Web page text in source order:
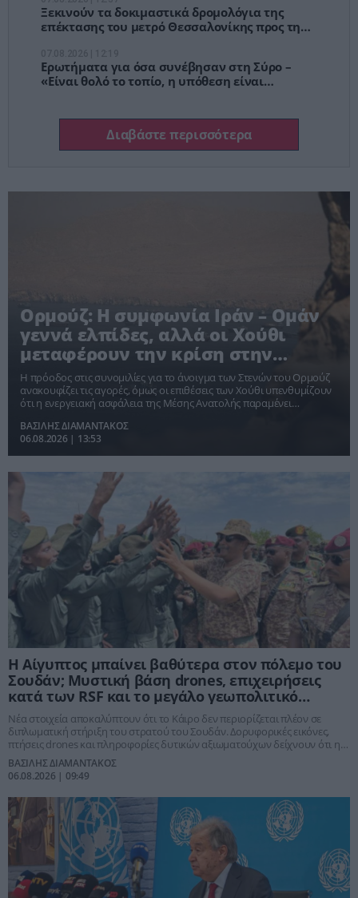
Ξεκινούν τα δοκιμαστικά δρομολόγια της
επέκτασης του μετρό Θεσσαλονίκης προς την
Ερωτήματα για όσα συνέβησαν στη Σύρο –
«Είναι θολό το τοπίο, η υπόθεση είναι
Διαβάστε περισσότερα
Ορμούζ: Η συμφωνία Ιράν – Ομάν
γεννά ελπίδες, αλλά οι Χούθι
μεταφέρουν την κρίση στην
Ερυθρά Θάλασσα
Η πρόοδος στις συνομιλίες για το άνοιγμα των Στενών του Ορμούζ
ανακουφίζει τις αγορές, όμως οι επιθέσεις των Χούθι υπενθυμίζουν
ότι η ενεργειακή ασφάλεια της Μέσης Ανατολής παραμένει
ΒΑΣΙΛΗΣ ΔΙΑΜΑΝΤΑΚΟΣ
06.08.2026 | 13:53
Η Αίγυπτος μπαίνει βαθύτερα στον πόλεμο του
Σουδάν; Μυστική βάση drones, επιχειρήσεις
κατά των RSF και το μεγάλο γεωπολιτικό
στοίχημα του Σίσι
Νέα στοιχεία αποκαλύπτουν ότι το Κάιρο δεν περιορίζεται πλέον σε
διπλωματική στήριξη του στρατού του Σουδάν. Δορυφορικές εικόνες,
πτήσεις drones και πληροφορίες δυτικών αξιωματούχων δείχνουν ότι η
Αίγυπτος έχει εξελιχθεί σε κρίσιμο παράγοντα του πολέμου, επιχειρώντας
να διασφαλίσει την επιβίωση του στρατηγού Αμπντέλ Φατάχ αλ-
Μπουρχάν και να προστατεύσει τα δικά της ζωτικά συμφέροντα στον
Νείλο και την περιοχή.
ΒΑΣΙΛΗΣ ΔΙΑΜΑΝΤΑΚΟΣ
06.08.2026 | 09:49